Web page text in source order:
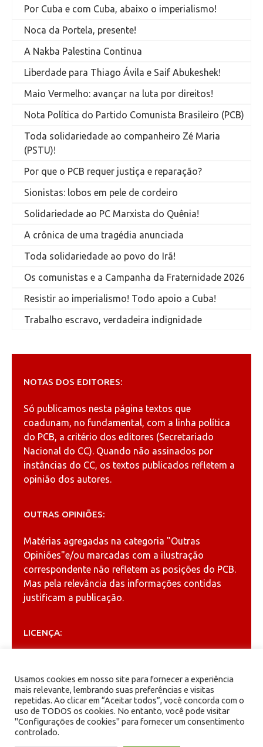
Por Cuba e com Cuba, abaixo o imperialismo!
Noca da Portela, presente!
A Nakba Palestina Continua
Liberdade para Thiago Ávila e Saif Abukeshek!
Maio Vermelho: avançar na luta por direitos!
Nota Política do Partido Comunista Brasileiro (PCB)
Toda solidariedade ao companheiro Zé Maria
(PSTU)!
Por que o PCB requer justiça e reparação?
Sionistas: lobos em pele de cordeiro
Solidariedade ao PC Marxista do Quênia!
A crônica de uma tragédia anunciada
Toda solidariedade ao povo do Irã!
Os comunistas e a Campanha da Fraternidade 2026
Resistir ao imperialismo! Todo apoio a Cuba!
Trabalho escravo, verdadeira indignidade
NOTAS DOS EDITORES:
Só publicamos nesta página textos que
coadunam, no fundamental, com a linha política
do PCB, a critério dos editores (Secretariado
Nacional do CC). Quando não assinados por
instâncias do CC, os textos publicados refletem a
opinião dos autores.
OUTRAS OPINIÕES:
Matérias agregadas na categoria "Outras
Opiniões"e/ou marcadas com a ilustração
correspondente não refletem as posições do PCB.
Mas pela relevância das informações contidas
justificam a publicação.
LICENÇA:
Creative Commons
ARQUIVOS
Arquivos
Usamos cookies em nosso site para fornecer a experiência
mais relevante, lembrando suas preferências e visitas
repetidas. Ao clicar em “Aceitar todos”, você concorda com o
uso de TODOS os cookies. No entanto, você pode visitar
"Configurações de cookies" para fornecer um consentimento
controlado.